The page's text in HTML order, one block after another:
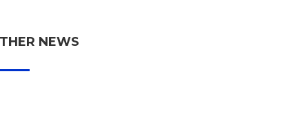
NEWS